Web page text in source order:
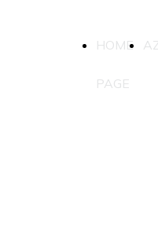
HOME
PAGE